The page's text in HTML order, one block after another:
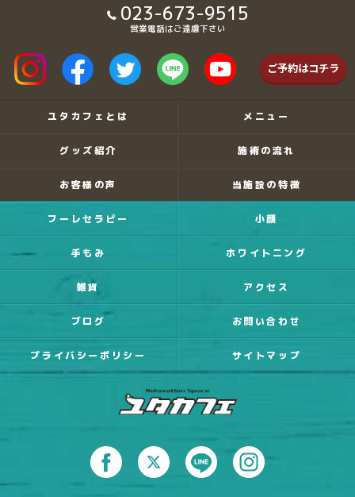
023-673-9515
営業電話はご遠慮下さい
ご予約はコチラ
ユタカフェとは メニュー
グッズ紹介 施術の流れ
お客様の声 当施設の特徴
フーレセラピー 小顔
手もみ ホワイトニング
雑貨 アクセス
ブログ お問い合わせ
プライバシーポリシー サイトマップ